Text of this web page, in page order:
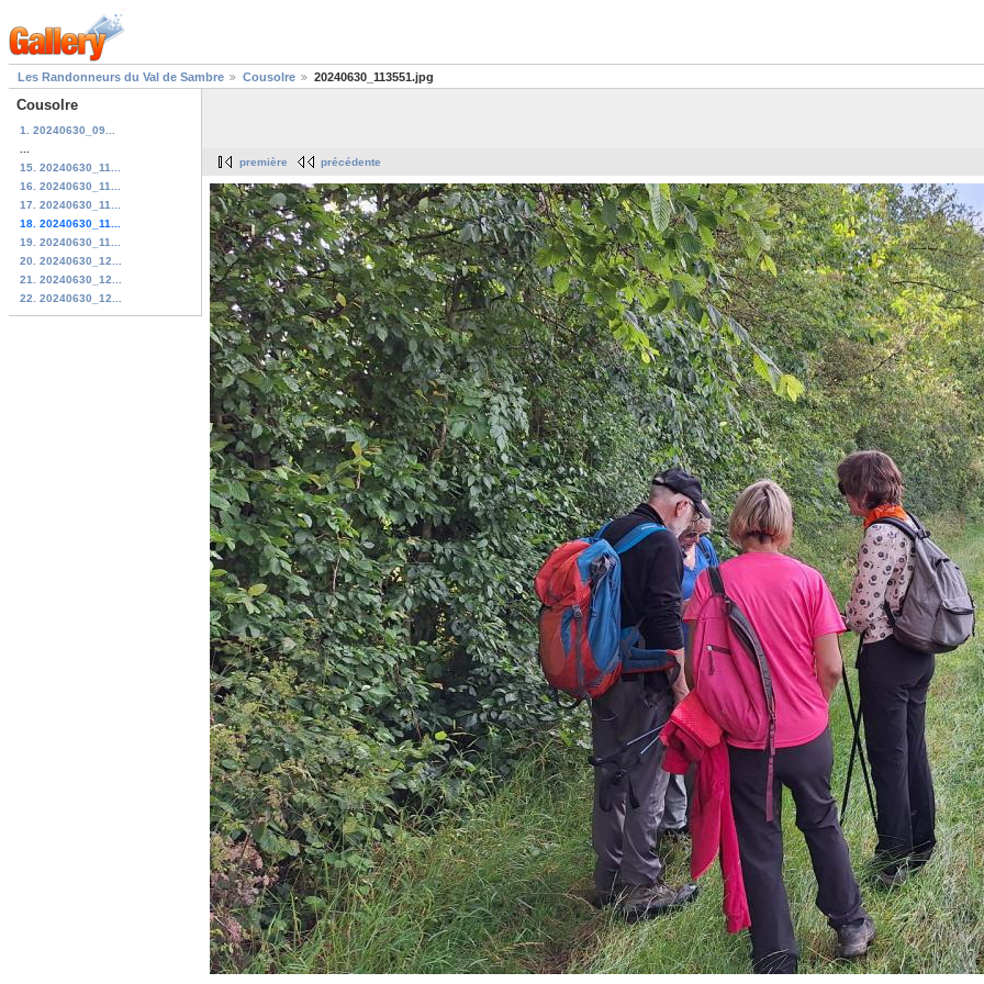
Les Randonneurs du Val de Sambre Cousolre 20240630_113551.jpg
Cousolre
1. 20240630_09...
15. 20240630_11...
16. 20240630_11...
17. 20240630_11...
18. 20240630_11...
19. 20240630_11...
20. 20240630_12...
21. 20240630_12...
22. 20240630_12...
première précédente